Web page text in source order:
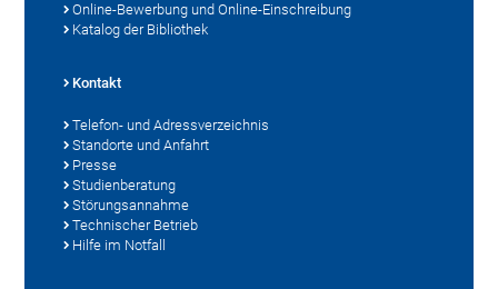
Online-Bewerbung und Online-Einschreibung
Katalog der Bibliothek
Kontakt
Telefon- und Adressverzeichnis
Standorte und Anfahrt
Presse
Studienberatung
Störungsannahme
Technischer Betrieb
Hilfe im Notfall